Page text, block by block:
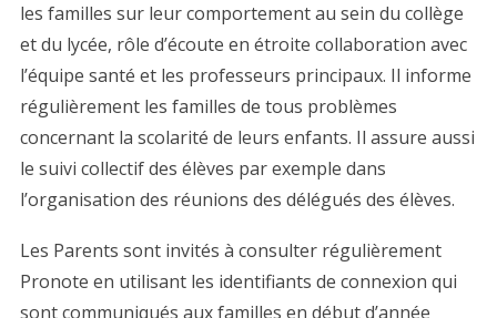
les familles sur leur comportement au sein du collège
et du lycée, rôle d’écoute en étroite collaboration avec
l’équipe santé et les professeurs principaux. Il informe
régulièrement les familles de tous problèmes
concernant la scolarité de leurs enfants. Il assure aussi
le suivi collectif des élèves par exemple dans
l’organisation des réunions des délégués des élèves.
Les Parents sont invités à consulter régulièrement
Pronote en utilisant les identifiants de connexion qui
sont communiqués aux familles en début d’année